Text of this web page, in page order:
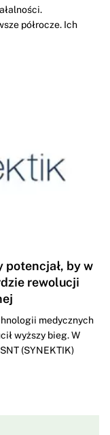
półrocze. Ich
potencjał, by w
rewolucji
medycznych
wyższy bieg. W
(SYNEKTIK)